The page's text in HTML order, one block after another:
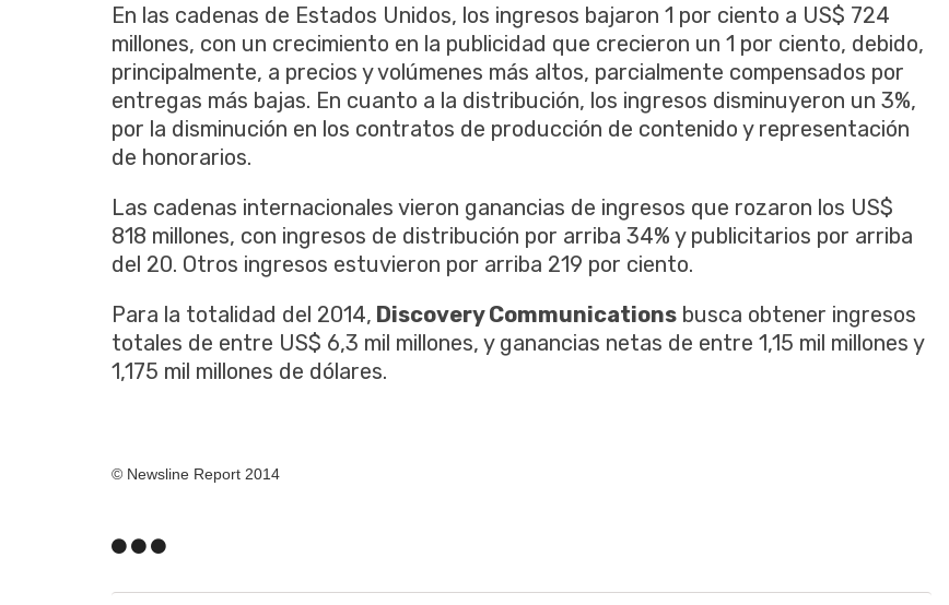
En las cadenas de Estados Unidos, los ingresos bajaron 1 por ciento a US$ 724
millones, con un crecimiento en la publicidad que crecieron un 1 por ciento, debido,
principalmente, a precios y volúmenes más altos, parcialmente compensados por
entregas más bajas. En cuanto a la distribución, los ingresos disminuyeron un 3%,
por la disminución en los contratos de producción de contenido y representación
de honorarios.
Las cadenas internacionales vieron ganancias de ingresos que rozaron los US$
818 millones, con ingresos de distribución por arriba 34% y publicitarios por arriba
del 20. Otros ingresos estuvieron por arriba 219 por ciento.
Para la totalidad del 2014, Discovery Communications busca obtener ingresos
totales de entre US$ 6,3 mil millones, y ganancias netas de entre 1,15 mil millones y
1,175 mil millones de dólares.
© Newsline Report 2014